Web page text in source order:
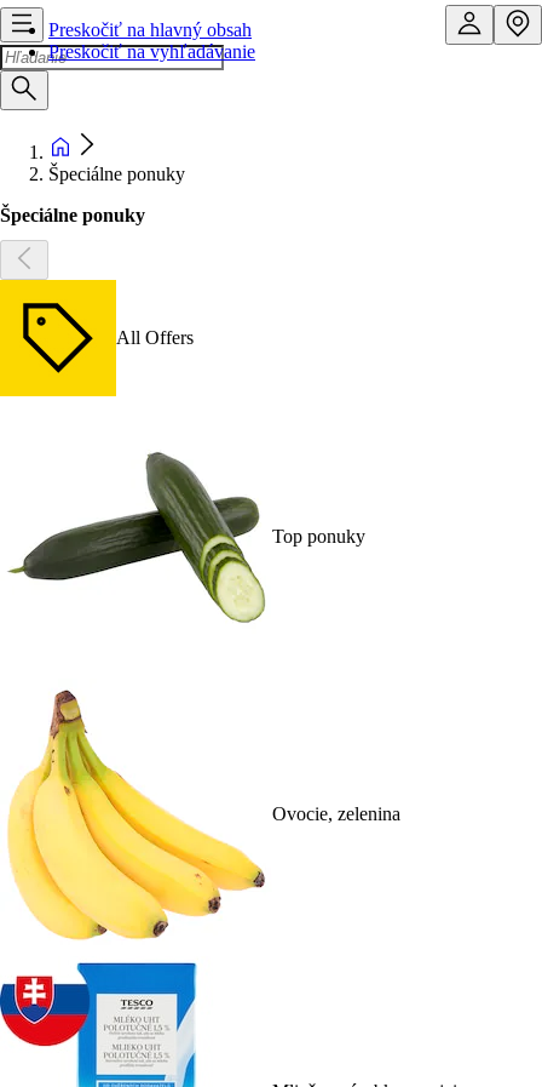
Preskočiť na hlavný obsah
Preskočiť na vyhľadávanie
Špeciálne ponuky
Špeciálne ponuky
All Offers
Top ponuky
Ovocie, zelenina